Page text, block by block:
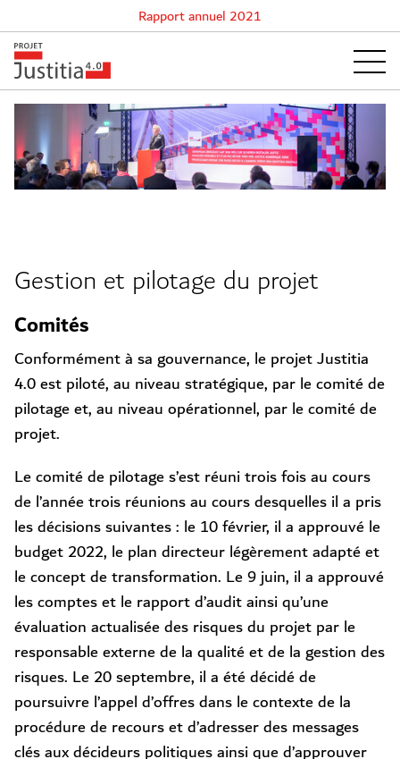
Rapport annuel 2021
Gestion et pilotage du projet
Comités
Conformément à sa gouvernance, le projet Justitia
4.0 est piloté, au niveau stratégique, par le comité de
pilotage et, au niveau opérationnel, par le comité de
projet.
Le comité de pilotage s’est réuni trois fois au cours
de l’année trois réunions au cours desquelles il a pris
les décisions suivantes : le 10 février, il a approuvé le
budget 2022, le plan directeur légèrement adapté et
le concept de transformation. Le 9 juin, il a approuvé
les comptes et le rapport d’audit ainsi qu’une
évaluation actualisée des risques du projet par le
responsable externe de la qualité et de la gestion des
risques. Le 20 septembre, il a été décidé de
poursuivre l’appel d’offres dans le contexte de la
procédure de recours et d’adresser des messages
clés aux décideurs politiques ainsi que d’approuver